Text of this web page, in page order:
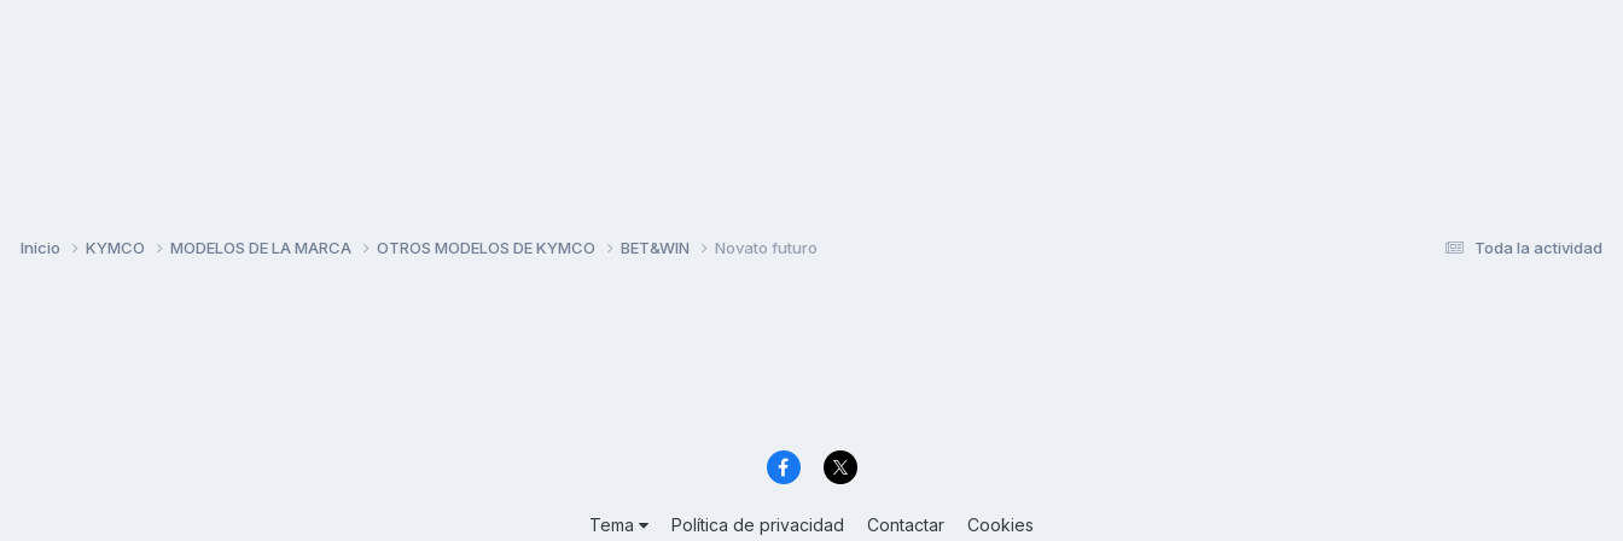
Toda la actividad
Inicio KYMCO MODELOS DE LA MARCA OTROS MODELOS DE KYMCO BET&WIN Novato futuro
Tema Política de privacidad Contactar Cookies